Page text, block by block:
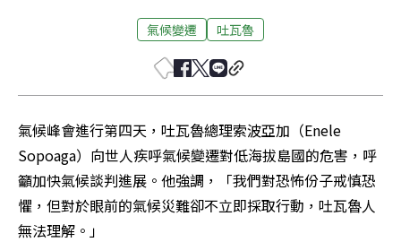
氣候變遷 吐瓦魯
氣候峰會進行第四天，吐瓦魯總理索波亞加（Enele
Sopoaga）向世人疾呼氣候變遷對低海拔島國的危害，呼
籲加快氣候談判進展。他強調，「我們對恐怖份子戒慎恐
懼，但對於眼前的氣候災難卻不立即採取行動，吐瓦魯人
無法理解。」